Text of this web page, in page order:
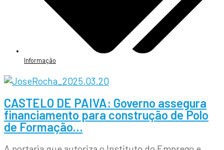
Informação
CASTELO DE PAIVA: Governo assegura
financiamento para construção de Polo
de Formação…